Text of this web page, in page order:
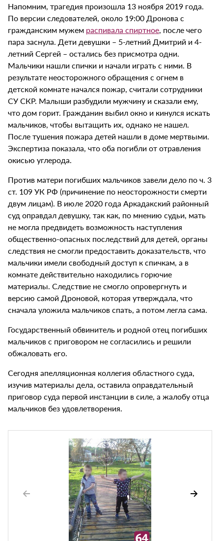
Напомним, трагедия произошла 13 ноября 2019 года.
По версии следователей, около 19:00 Дронова с
гражданским мужем распивала спиртное, после чего
пара заснула. Дети девушки – 5-летний Дмитрий и 4-
летний Сергей – остались без присмотра одни.
Мальчики нашли спички и начали играть с ними. В
результате неосторожного обращения с огнем в
детской комнате начался пожар, считали сотрудники
СУ СКР. Малыши разбудили мужчину и сказали ему,
что дом горит. Гражданин выбил окно и кинулся искать
мальчиков, чтобы вытащить их, однако не нашел.
После тушения пожара детей нашли в доме мертвыми.
Экспертиза показала, что оба погибли от отравления
окисью углерода.
Против матери погибших мальчиков завели дело по ч. 3
ст. 109 УК РФ (причинение по неосторожности смерти
двум лицам). В июле 2020 года Аркадакский районный
суд оправдал девушку, так как, по мнению судьи, мать
не могла предвидеть возможность наступления
общественно-опасных последствий для детей, органы
следствия не смогли предоставить доказательств, что
мальчики имели свободный доступ к спичкам, а в
комнате действительно находились горючие
материалы. Следствие не смогло опровергнуть и
версию самой Дроновой, которая утверждала, что
сначала уложила мальчиков спать, а потом легла сама.
Государственный обвинитель и родной отец погибших
мальчиков с приговором не согласились и решили
обжаловать его.
Сегодня апелляционная коллегия областного суда,
изучив материалы дела, оставила оправдательный
приговор суда первой инстанции в силе, а жалобу отца
мальчиков без удовлетворения.